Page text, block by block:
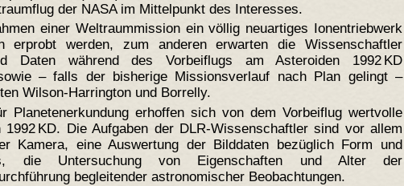
der NASA im Mittelpunkt des Interesses.
einer Weltraummission ein völlig neuartiges Ionentriebwerk
erprobt werden, zum anderen erwarten die Wissenschaftler
Daten während des Vorbeiflugs am Asteroiden 1992 KD
– falls der bisherige Missionsverlauf nach Plan gelingt –
Wilson-Harrington und Borrelly.
Planetenerkundung erhoffen sich von dem Vorbeiflug wertvolle
KD. Die Aufgaben der DLR-Wissenschaftler sind vor allem
Kamera, eine Auswertung der Bilddaten bezüglich Form und
die Untersuchung von Eigenschaften und Alter der
begleitender astronomischer Beobachtungen.